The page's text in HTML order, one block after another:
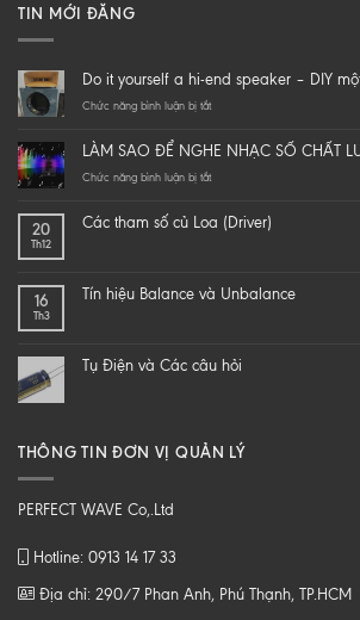
TIN MỚI ĐĂNG
Do it yourself a hi-end speaker – DIY
Chức năng bình luận bị tắtở
yourself
a
speaker
loa
Z
LÀM SAO ĐỂ NGHE NHẠC SỐ CHẤT
Chức năng bình luận bị tắtở
ĐỂ
CHẤT
20
Th12
Các tham số củ Loa (Driver)
16
Th3
Tín hiệu Balance và Unbalance
Tụ Điện và Các câu hỏi
THÔNG TIN ĐƠN VỊ QUẢN LÝ
PERFECT WAVE Co,.Ltd
Hotline: 0913 14 17 33
Địa chỉ: 290/7 Phan Anh, Phú Thạnh, TP.HCM